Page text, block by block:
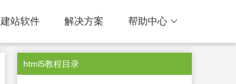
建站软件 解决方案 帮助中心
html5教程目录